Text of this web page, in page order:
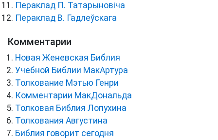
Пераклад П. Татарыновіча
Пераклад В. Гадлеўскага
Комментарии
Новая Женевская Библия
Учебной Библии МакАртура
Толкование Мэтью Генри
Комментарии МакДональда
Толковая Библия Лопухина
Толкования Августина
Библия говорит сегодня